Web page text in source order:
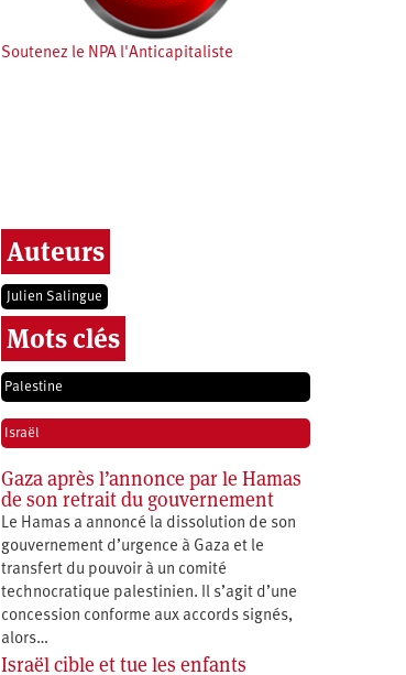
Soutenez le NPA l'Anticapitaliste
Auteurs
Julien Salingue
Mots clés
Palestine
Israël
Gaza après l’annonce par le Hamas
de son retrait du gouvernement
Le Hamas a annoncé la dissolution de son
gouvernement d’urgence à Gaza et le
transfert du pouvoir à un comité
technocratique palestinien. Il s’agit d’une
concession conforme aux accords signés,
alors…
Israël cible et tue les enfants